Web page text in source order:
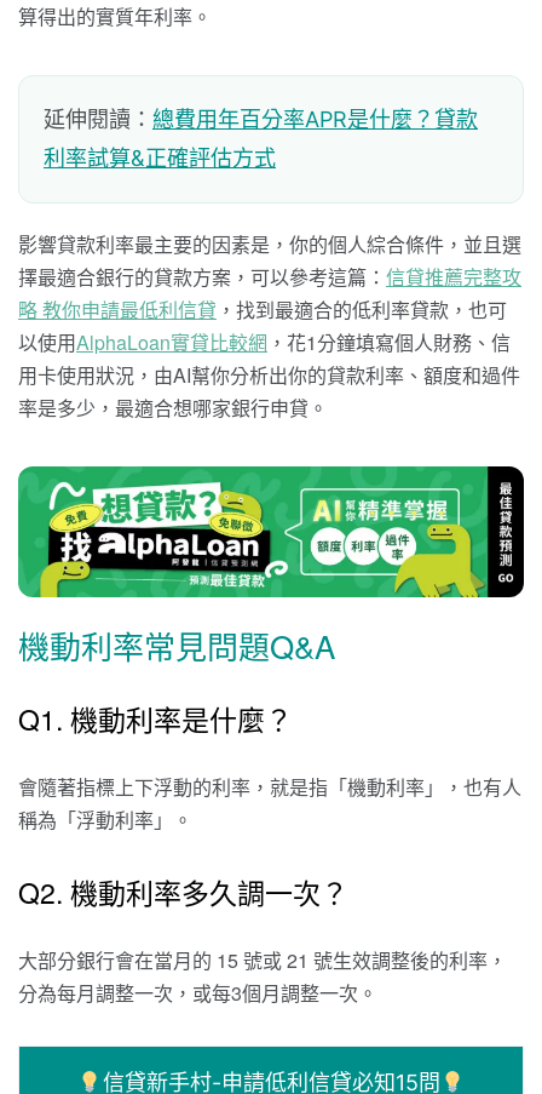
算得出的實質年利率。
延伸閱讀： 總費用年百分率APR是什麼？貸款
利率試算&正確評估方式
影響貸款利率最主要的因素是，你的個人綜合條件，並且選
擇最適合銀行的貸款方案，可以參考這篇： 信貸推薦完整攻
略 教你申請最低利信貸 ，找到最適合的低利率貸款，也可
以使用AlphaLoan實貸比較網 ，花1分鐘填寫個人財務、信
用卡使用狀況，由AI幫你分析出你的貸款利率、額度和過件
率是多少，最適合想哪家銀行申貸。
機動利率常見問題Q&A
Q1. 機動利率是什麼？
會隨著指標上下浮動的利率，就是指「機動利率」，也有人
稱為「浮動利率」。
Q2. 機動利率多久調一次？
大部分銀行會在當月的 15 號或 21 號生效調整後的利率，
分為每月調整一次，或每3個月調整一次。
信貸新手村-申請低利信貸必知15問